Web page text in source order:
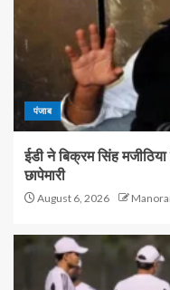
पंजाब
ईडी ने बिक्रम सिंह
छापेमारी
August 6, 2026